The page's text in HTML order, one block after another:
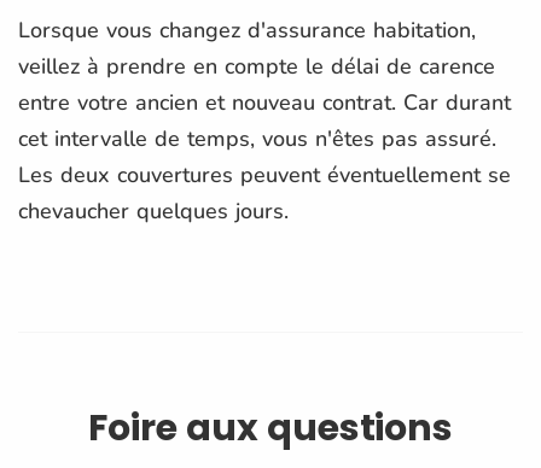
Lorsque vous changez d'assurance habitation,
veillez à prendre en compte le délai de carence
entre votre ancien et nouveau contrat. Car durant
cet intervalle de temps, vous n'êtes pas assuré.
Les deux couvertures peuvent éventuellement se
chevaucher quelques jours.
Foire aux questions